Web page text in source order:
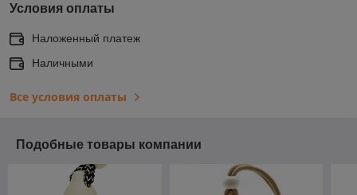
Условия оплаты
Наложенный платеж
Наличными
Все условия оплаты
Подобные товары компании